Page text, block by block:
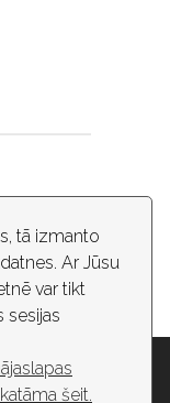
tā izmanto
Ar Jūsu
var tikt
sesijas
šeit.
mākslas centrs